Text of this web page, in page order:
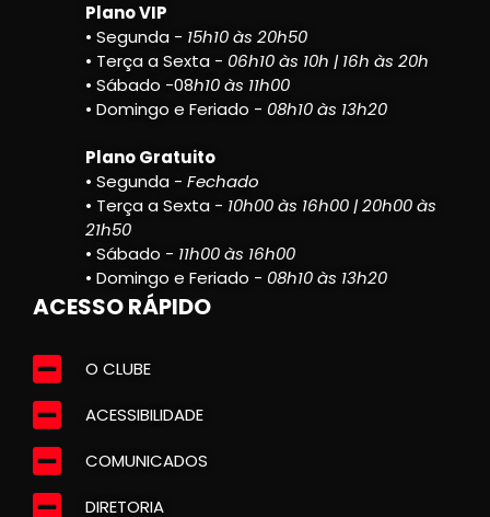
Plano VIP
• Segunda - 15h10 às 20h50
• Terça a Sexta - 06h10 às 10h | 16h às 20h
• Sábado -08h10 às 11h00
• Domingo e Feriado - 08h10 às 13h20
Plano Gratuito
• Segunda - Fechado
• Terça a Sexta - 10h00 às 16h00 | 20h00 às
21h50
• Sábado - 11h00 às 16h00
• Domingo e Feriado - 08h10 às 13h20
ACESSO RÁPIDO
O CLUBE
ACESSIBILIDADE
COMUNICADOS
DIRETORIA